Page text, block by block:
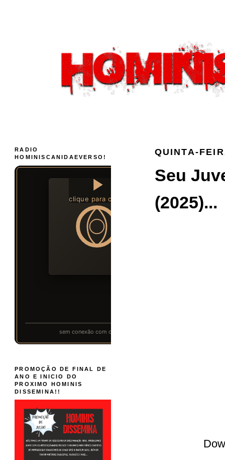
QUINTA-
Seu
(2025)...
RADIO
HOMINISCANIDAEVERSO!
PROMOÇÃO DE FINAL DE
ANO E INICIO DO
PROXIMO HOMINIS
DISSEMINA!!